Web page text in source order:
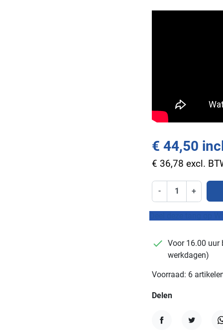
€ 44,50
€ 36,78 excl.
- +
checkmark
Voor 16.00 uur
werkdagen)
Voorraad: 6
Delen